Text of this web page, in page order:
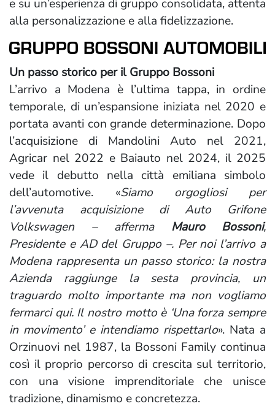
e su un’esperienza di gruppo consolidata, attenta
alla personalizzazione e alla fidelizzazione.
Un passo storico per il Gruppo Bossoni
L’arrivo a Modena è l’ultima tappa, in ordine
temporale, di un’espansione iniziata nel 2020 e
portata avanti con grande determinazione. Dopo
l’acquisizione di Mandolini Auto nel 2021,
Agricar nel 2022 e Baiauto nel 2024, il 2025
vede il debutto nella città emiliana simbolo
dell’automotive. «Siamo orgogliosi per
l’avvenuta acquisizione di Auto Grifone
Volkswagen – afferma Mauro Bossoni,
Presidente e AD del Gruppo –. Per noi l’arrivo a
Modena rappresenta un passo storico: la nostra
Azienda raggiunge la sesta provincia, un
traguardo molto importante ma non vogliamo
fermarci qui. Il nostro motto è ‘Una forza sempre
in movimento’ e intendiamo rispettarlo». Nata a
Orzinuovi nel 1987, la Bossoni Family continua
così il proprio percorso di crescita sul territorio,
con una visione imprenditoriale che unisce
tradizione, dinamismo e concretezza.